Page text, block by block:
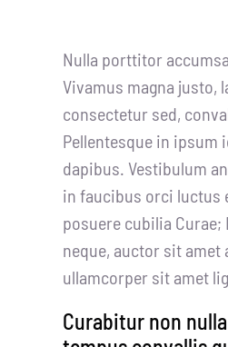
Nulla porttitor
Vivamus magna justo,
consectetur sed,
Pellentesque in ipsum
dapibus. Vestibulum
in faucibus orci luctus
posuere cubilia Curae;
neque, auctor sit amet
ullamcorper sit amet
Curabitur non